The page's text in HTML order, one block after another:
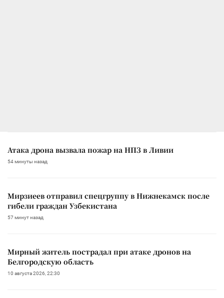
Атака дрона вызвала пожар на НПЗ в Ливии
54 минуты назад
Мирзиеев отправил спецгруппу в Нижнекамск после
гибели граждан Узбекистана
57 минут назад
Мирный житель пострадал при атаке дронов на
Белгородскую область
10 августа 2026, 22:30